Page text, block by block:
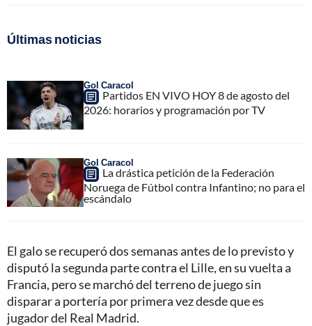
Últimas noticias
Gol Caracol
Partidos EN VIVO HOY 8 de agosto del
2026: horarios y programación por TV
Gol Caracol
La drástica petición de la Federación
Noruega de Fútbol contra Infantino; no para el
escándalo
El galo se recuperó dos semanas antes de lo previsto y
disputó la segunda parte contra el Lille, en su vuelta a
Francia, pero se marchó del terreno de juego sin
disparar a portería por primera vez desde que es
jugador del Real Madrid.